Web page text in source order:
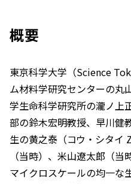
概要
東京科学大学（Science
ム材料学研究センターの丸
学生命科学研究所の瀧ノ上
部の鈴木宏明教授、早川健
生の黄之泰（コウ・シタイ
（当時）、米山遼太郎（当
マイクロスケールの均一な